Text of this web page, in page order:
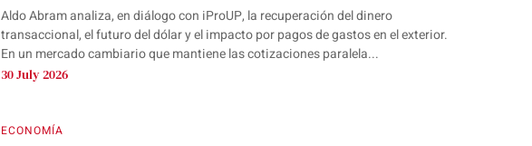
Aldo Abram analiza, en diálogo con iProUP, la recuperación del dinero
transaccional, el futuro del dólar y el impacto por pagos de gastos en el exterior.
En un mercado cambiario que mantiene las cotizaciones paralela...
30 July 2026
ECONOMÍA